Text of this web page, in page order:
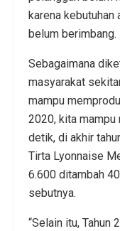
karena
belum berimbang.
Sebagaimana
masyarakat
mampu
2020, kita
detik, di akhir
Tirta Lyonnaise
6.600 ditambah
sebutnya.
“Selain itu, Tahun